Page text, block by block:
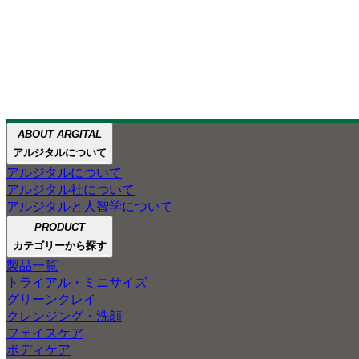
ABOUT ARGITAL
アルジタルについて
アルジタルについて
アルジタル社について
アルジタルと人智学について
PRODUCT
カテゴリーから探す
製品一覧
トライアル・ミニサイズ
グリーンクレイ
クレンジング・洗顔
フェイスケア
ボディケア